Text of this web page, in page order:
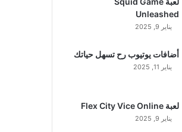
Unleashed
يناير 9, 2025
أضافات يوتيوب رح تسهل حياتك
يناير 11, 2025
لعبة Flex City Vice Online
يناير 9, 2025